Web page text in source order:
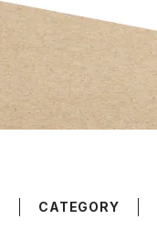
CATEGORY